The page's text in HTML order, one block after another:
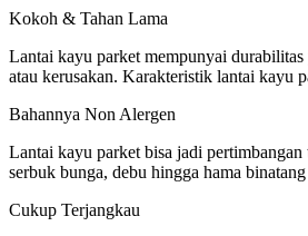
Kokoh & Tahan Lama
Lantai kayu parket mempunyai
atau kerusakan. Karakteristik lantai kayu
Bahannya Non Alergen
Lantai kayu parket bisa jadi
serbuk bunga, debu hingga hama
Cukup Terjangkau